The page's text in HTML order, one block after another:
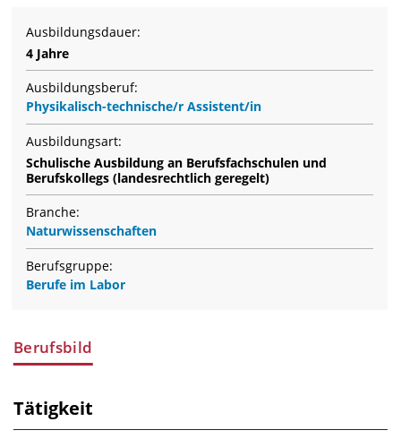
Ausbildungsdauer:
4 Jahre
Ausbildungsberuf:
Physikalisch-technische/r Assistent/in
Ausbildungsart:
Schulische Ausbildung an Berufsfachschulen und
Berufskollegs (landesrechtlich geregelt)
Branche:
Naturwissenschaften
Berufsgruppe:
Berufe im Labor
Berufsbild
Tätigkeit